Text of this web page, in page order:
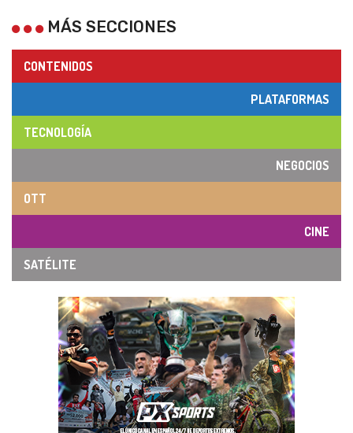
MÁS SECCIONES
CONTENIDOS
PLATAFORMAS
TECNOLOGÍA
NEGOCIOS
OTT
CINE
SATÉLITE